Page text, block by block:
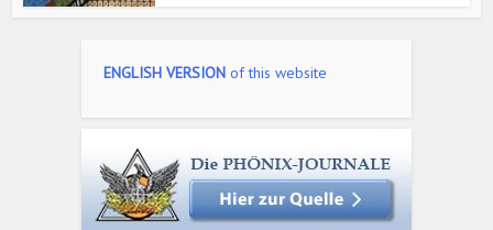
ENGLISH VERSION of this website